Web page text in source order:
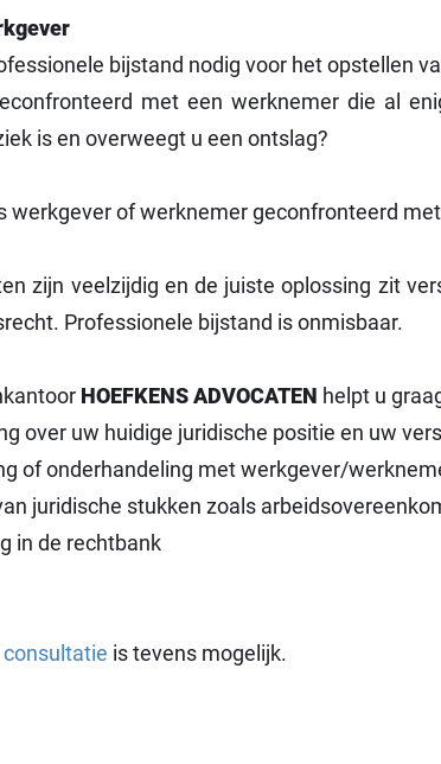
bijstand nodig voor het opstellen
met een werknemer die al
is en overweegt u een ontslag?
werkgever of werknemer geconfronteerd
zijn veelzijdig en de juiste oplossing zit
Professionele bijstand is onmisbaar.
HOEFKENS ADVOCATEN helpt u
over uw huidige juridische positie en uw
of onderhandeling met werkgever/
juridische stukken zoals
in de rechtbank
is tevens mogelijk.